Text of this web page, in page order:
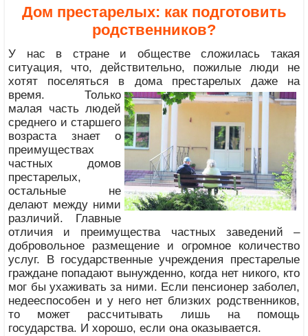
Дом престарелых: как подготовить
родственников?
У нас в стране и обществе сложилась такая
ситуация, что, действительно, пожилые люди не
хотят поселяться в дома престарелых даже на
время. Только
малая часть людей
среднего и старшего
возраста знает о
преимуществах
частных домов
престарелых,
остальные не
делают между ними
различий. Главные
отличия и преимущества частных заведений –
добровольное размещение и огромное количество
услуг. В государственные учреждения престарелые
граждане попадают вынужденно, когда нет никого, кто
мог бы ухаживать за ними. Если пенсионер заболел,
недееспособен и у него нет близких родственников,
то может рассчитывать лишь на помощь
государства. И хорошо, если она оказывается.